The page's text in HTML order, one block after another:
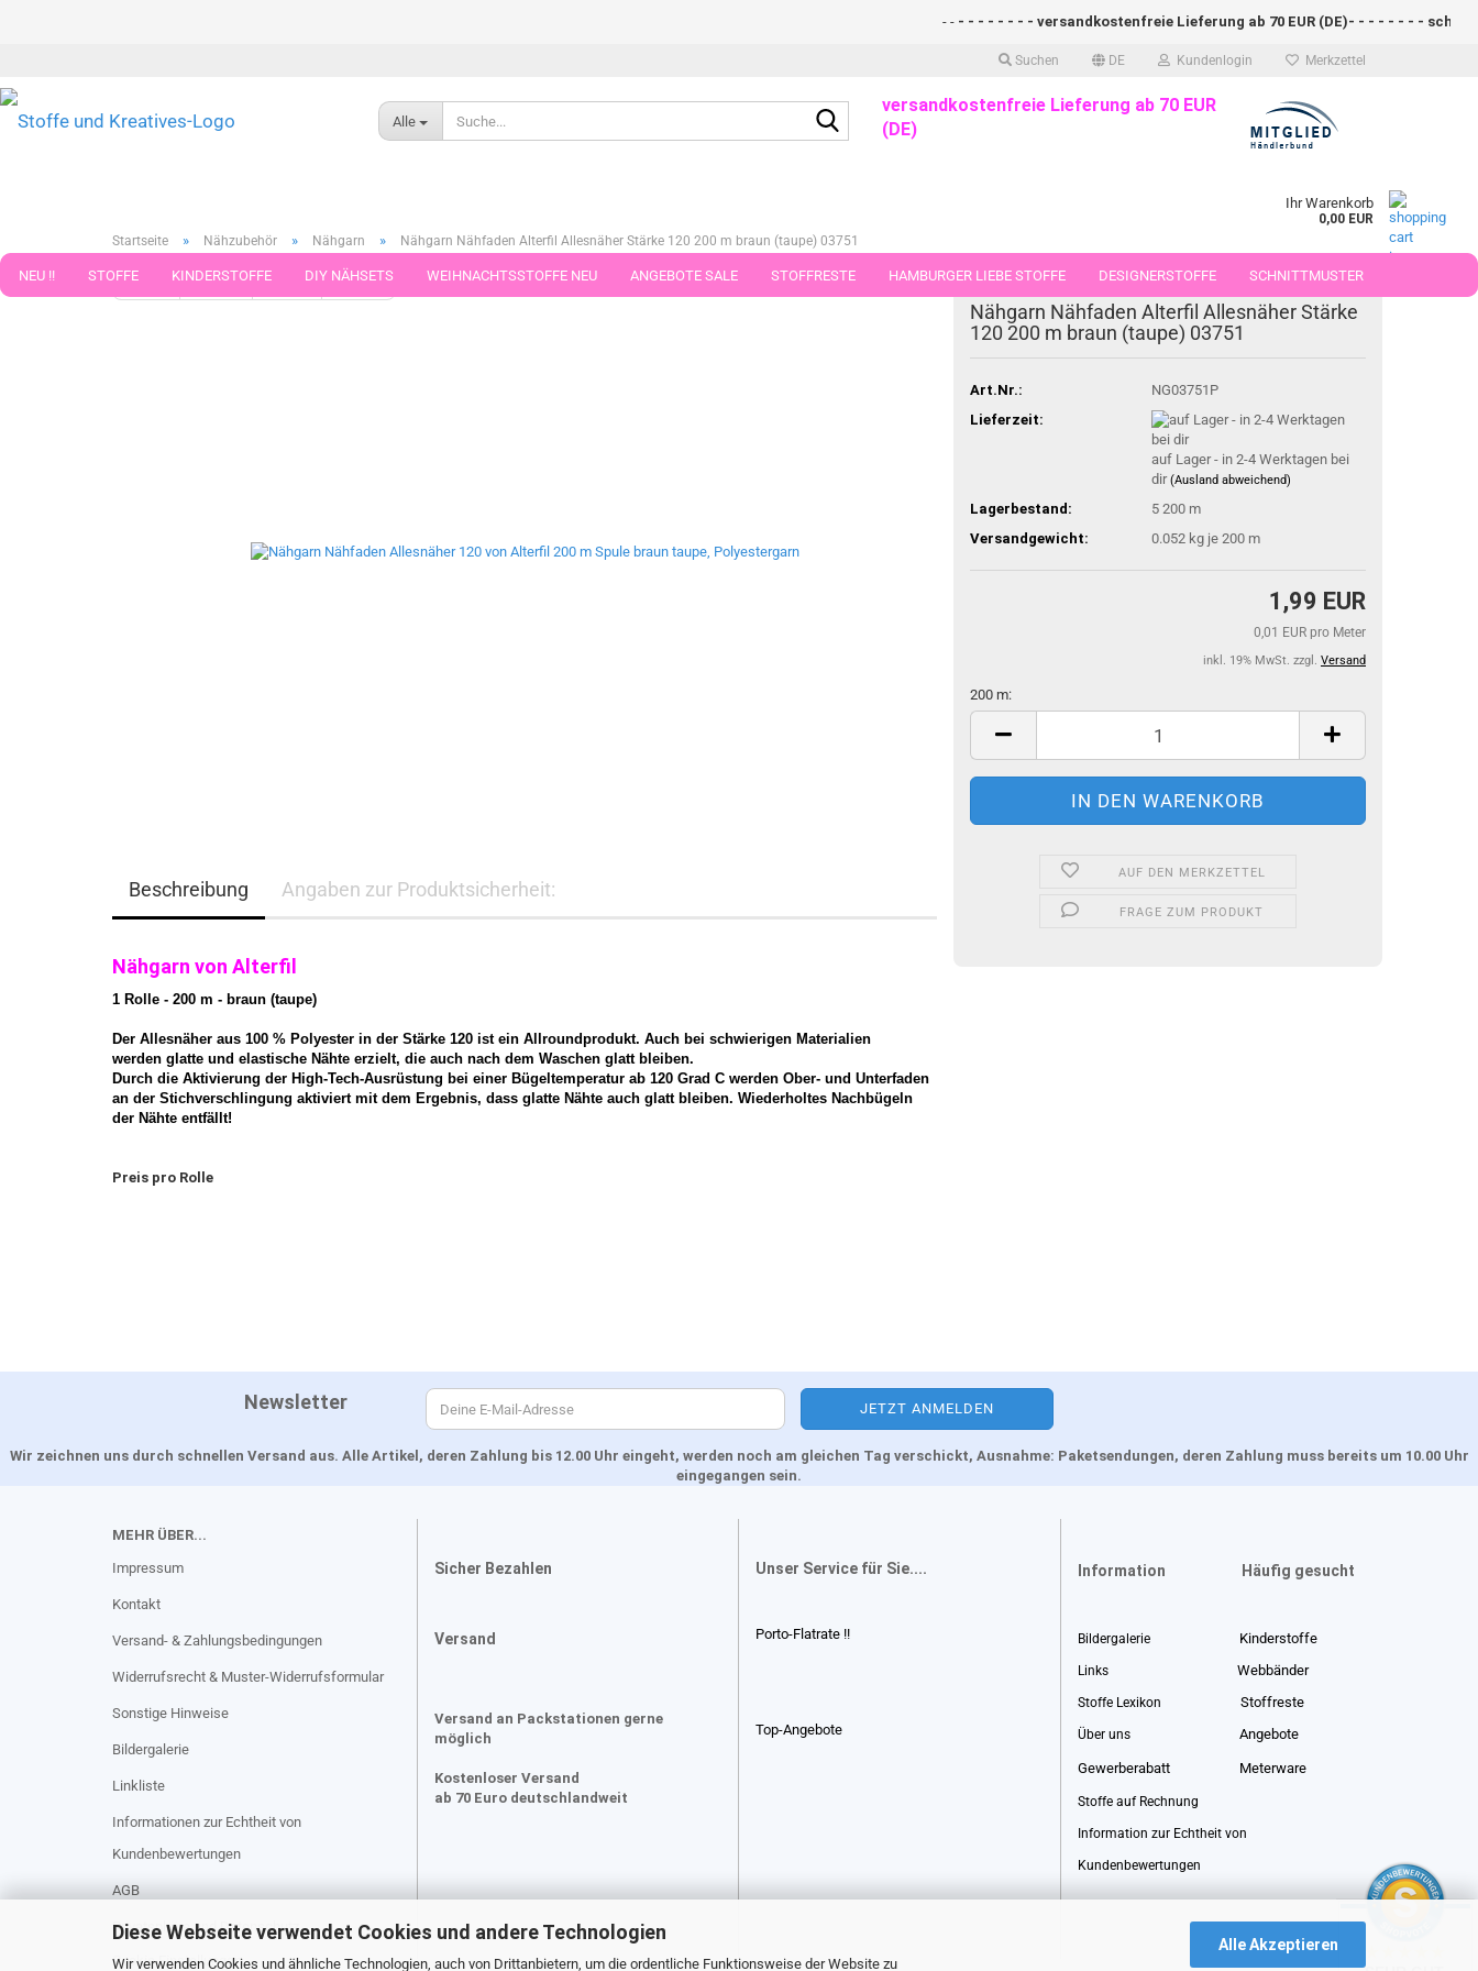
Diese Webseite verwendet Cookies und andere Technologien
Wir verwenden Cookies und ähnliche Technologien, auch von Drittanbietern, um die ordentliche Funktionsweise der Website zu
Alle Akzeptieren
Suchen DE Kundenlogin Merkzettel
- - - - - - - - versandkostenfreie Lieferung ab 70 EUR (DE)- - - - - - - -
Alle
Suche...versandkostenfreie Lieferung ab 70 EUR
(DE)
Ihr Warenkorb
0,00 EUR
NEU !! STOFFE KINDERSTOFFE DIY NÄHSETS WEIHNACHTSSTOFFE NEU ANGEBOTE SALE STOFFRESTE HAMBURGER LIEBE STOFFE DESIGNERSTOFFE SCHNITTMUSTER
STOFFE IN STÜCKEN VON 25 UND 50 CM
Startseite » Nähzubehör » Nähgarn » Nähgarn Nähfaden Alterfil Allesnäher Stärke 120 200 m braun (taupe) 03751
« Erster « zurück weiter » Letzter » Artikel in dieser Kategorie
Nähgarn Nähfaden Alterfil Allesnäher Stärke
120 200 m braun (taupe) 03751
Art.Nr.:
NG03751P
Lieferzeit:
auf Lager - in 2-4 Werktagen bei
dir(Ausland abweichend)
Lagerbestand: 5 200 m
Versandgewicht:
0.052 kg je 200 m
1,99 EUR
0,01 EUR pro Meter
inkl. 19% MwSt. zzgl. Versand
200 m:
AUF DEN MERKZETTEL
FRAGE ZUM PRODUKT
Beschreibung Angaben zur Produktsicherheit:
Nähgarn von Alterfil
1 Rolle - 200 m - braun (taupe)
Der Allesnäher aus 100 % Polyester in der Stärke 120 ist ein Allroundprodukt. Auch bei schwierigen Materialien
werden glatte und elastische Nähte erzielt, die auch nach dem Waschen glatt bleiben.
Durch die Aktivierung der High-Tech-Ausrüstung bei einer Bügeltemperatur ab 120 Grad C werden Ober- und Unterfaden
an der Stichverschlingung aktiviert mit dem Ergebnis, dass glatte Nähte auch glatt bleiben. Wiederholtes Nachbügeln
der Nähte entfällt!
Preis pro Rolle
Newsletter
Wir zeichnen uns durch schnellen Versand aus. Alle Artikel, deren Zahlung bis 12.00 Uhr eingeht, werden noch am gleichen Tag verschickt, Ausnahme: Paketsendungen, deren Zahlung muss bereits um 10.00 Uhr
eingegangen sein.
MEHR ÜBER...
Impressum
Kontakt
Versand- & Zahlungsbedingungen
Widerrufsrecht & Muster-Widerrufsformular
Sonstige Hinweise
Bildergalerie
Linkliste
Informationen zur Echtheit von
Kundenbewertungen
AGB
Privatsphäre und Datenschutz
Cookie Einstellungen
Sicher Bezahlen
Versand
Versand an Packstationen gerne
möglich
Kostenloser Versand
ab 70 Euro deutschlandweit
Unser Service für Sie....
Porto-Flatrate !!
Top-Angebote
Information Häufig gesucht
Bildergalerie Kinderstoffe
Links Webbänder
Stoffe Lexikon Stoffreste
Über uns Angebote
Gewerberabatt Meterware
Stoffe auf Rechnung
Information zur Echtheit von
Kundenbewertungen